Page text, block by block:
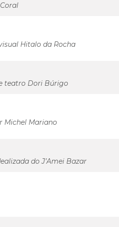
Hitalo da Rocha
teatro Dori Búrigo
Michel Mariano
do J’Amei Bazar